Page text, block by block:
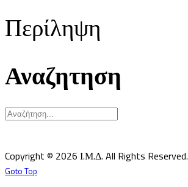
Περίληψη
Αναζητηση
Copyright © 2026 Ι.Μ.Δ. All Rights Reserved.
Goto Top